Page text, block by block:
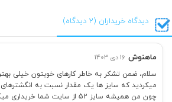
دیدگاه خریداران (2 دیدگاه)
ماهنوش 16 دی 1403
سلام، ضمن تشکر به خاطر کارهای خوبتون خیلی
میکردید که سایز ها یک مقدار نسبت به
چون من همیشه سایز 52 از سایت شما